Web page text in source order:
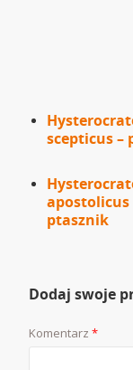
scepticus –
apostolicus
ptasznik
Dodaj swoje
Komentarz*